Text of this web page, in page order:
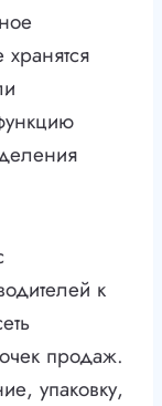
к
продаж.
упаковку,